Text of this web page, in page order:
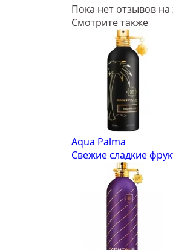
Пока нет отзывов на
Смотрите также
Aqua Palma
Свежие сладкие